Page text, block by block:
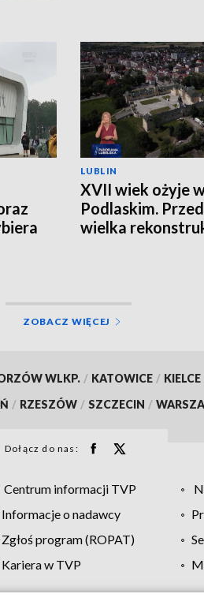
LUBLIN
XVII wiek ożyje
Podlaskim.
wielka
ZOBACZ WIĘCEJ
WLKP. / KATOWICE / KIELCE
/ RZESZÓW / SZCZECIN /
Dołącz do nas:
Centrum informacji TVP
Informacje o nadawcy
Zgłoś program (ROPAT)
Kariera w TVP